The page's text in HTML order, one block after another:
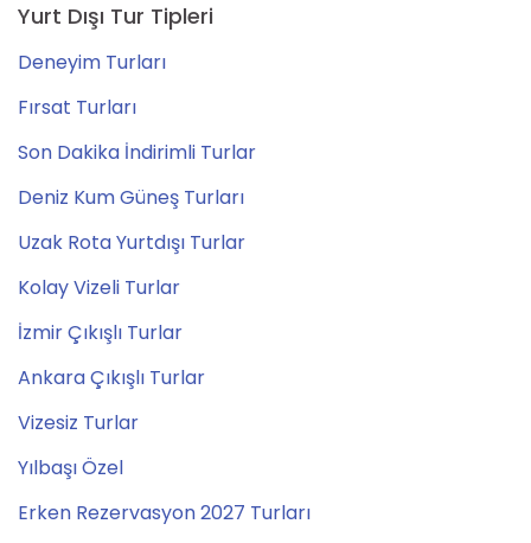
Yurt Dışı Tur Tipleri
Deneyim Turları
Fırsat Turları
Son Dakika İndirimli Turlar
Deniz Kum Güneş Turları
Uzak Rota Yurtdışı Turlar
Kolay Vizeli Turlar
İzmir Çıkışlı Turlar
Ankara Çıkışlı Turlar
Vizesiz Turlar
Yılbaşı Özel
Erken Rezervasyon 2027 Turları